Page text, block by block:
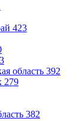
423
область 392
279
382